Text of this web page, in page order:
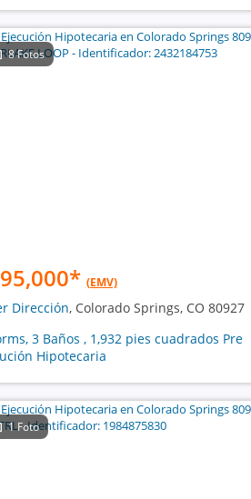
8 Fotos
* (EMV)
Dirección, Colorado Springs, CO 80927
3 Baños , 1,932 pies cuadrados Pre
Hipotecaria
1 Foto